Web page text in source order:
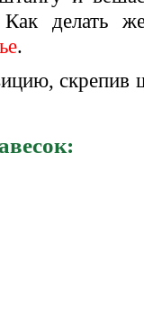
Как делать
.
скрепив